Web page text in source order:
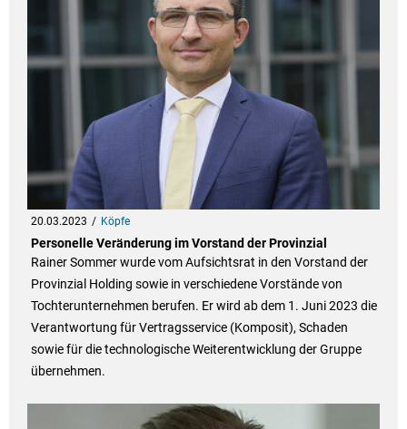
20.03.2023 Köpfe
Personelle Veränderung im Vorstand der Provinzial
Rainer Sommer wurde vom Aufsichtsrat in den Vorstand der
Provinzial Holding sowie in verschiedene Vorstände von
Tochterunternehmen berufen. Er wird ab dem 1. Juni 2023 die
Verantwortung für Vertragsservice (Komposit), Schaden
sowie für die technologische Weiterentwicklung der Gruppe
übernehmen.